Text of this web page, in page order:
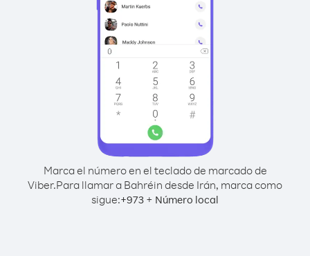
Marca el número en el teclado de marcado de
Viber.Para llamar a Bahréin desde Irán, marca como
sigue:+973 + Número local